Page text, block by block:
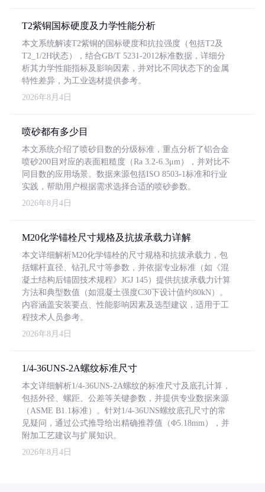
T2紫铜国标硬度及力学性能分析
本文系统解读T2紫铜的国标硬度和抗拉强度（包括T2及
T2_1/2H状态），结合GB/T 5231-2012标准数据，详细分
析其力学性能指标及影响因素，并对比不同状态下的金属
特性差异，为工业选材提供参考。
2026年8月4日
喷砂都有多少目
本文系统介绍了喷砂目数的分级标准，重点分析了铝合金
喷砂200目对应的表面粗糙度（Ra 3.2-6.3μm），并对比不
同目数的应用场景。数据来源包括ISO 8503-1标准和行业
实践，帮助用户根据需求选择合适的喷砂参数。
2026年8月4日
M20化学锚栓尺寸规格及抗拔承载力详解
本文详细解析M20化学锚栓的尺寸规格和抗拔承载力，包
括螺杆直径、钻孔尺寸等参数，并依据专业标准（如《混
凝土结构后锚固技术规程》JGJ 145）提供抗拔承载力计算
方法和典型数值（如混凝土强度C30下设计值约80kN）。
内容涵盖安装要点、性能影响因素及选型建议，适用于工
程技术人员参考。
2026年8月4日
1/4-36UNS-2A螺纹标准尺寸
本文详细解析1/4-36UNS-2A螺纹的标准尺寸及底孔计算，
包括外径、螺距、公差等关键参数，并提供专业数据来源
（ASME B1.1标准）。针对1/4-36UNS螺纹底孔尺寸的常
见疑问，通过公式推导给出精确推荐值（Φ5.18mm），并
附加工艺建议与扩展知识。
2026年8月4日